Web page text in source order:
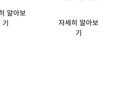
알아보
기
자세히 알아보
기